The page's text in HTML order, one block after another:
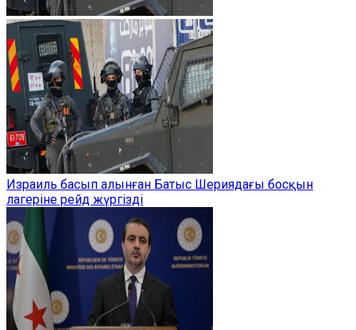
Израиль басып алынған Батыс Шериядағы босқын
лагеріне рейд жүргізді